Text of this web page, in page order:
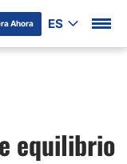
Ahora ES
equilibrio